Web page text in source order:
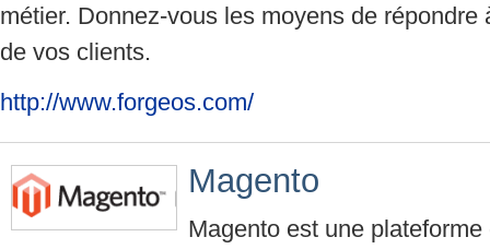
métier. Donnez-vous les moyens de répondre
de vos clients.
http://www.forgeos.com/
Magento
Magento est une